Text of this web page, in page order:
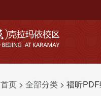
首页 > 全部分类 > 福昕